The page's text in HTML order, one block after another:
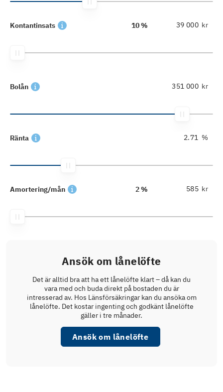
Kontantinsats 10 % kr
Bolån kr
Ränta %
Amortering/mån 2 % kr
Ansök om lånelöfte
Det är alltid bra att ha ett lånelöfte klart – då kan du
vara med och buda direkt på bostaden du är
intresserad av. Hos Länsförsäkringar kan du ansöka om
lånelöfte. Det kostar ingenting och godkänt lånelöfte
gäller i tre månader.
Ansök om lånelöfte